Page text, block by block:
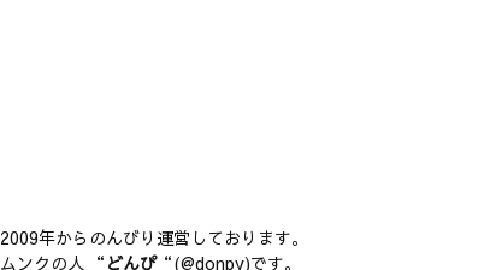
2009年からのんびり運営しております。
ムンクの人 “ どんぴ“(@donpy)です。